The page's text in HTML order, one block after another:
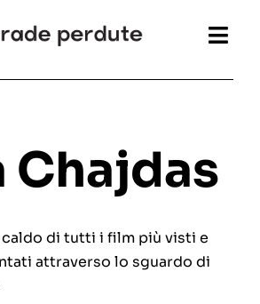
Chajdas
caldo di tutti i film più visti e
attraverso lo sguardo di